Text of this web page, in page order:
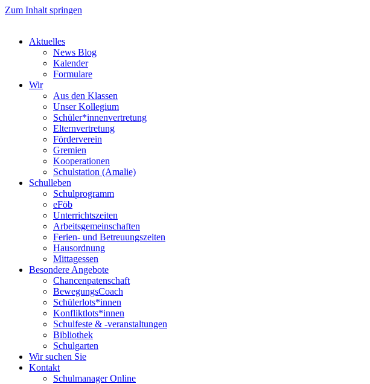
Zum Inhalt springen
Aktuelles
News Blog
Kalender
Formulare
Wir
Aus den Klassen
Unser Kollegium
Schüler*innenvertretung
Elternvertretung
Förderverein
Gremien
Kooperationen
Schulstation (Amalie)
Schulleben
Schulprogramm
eFöb
Unterrichtszeiten
Arbeitsgemeinschaften
Ferien- und Betreuungszeiten
Hausordnung
Mittagessen
Besondere Angebote
Chancenpatenschaft
BewegungsCoach
Schülerlots*innen
Konfliktlots*innen
Schulfeste & -veranstaltungen
Bibliothek
Schulgarten
Wir suchen Sie
Kontakt
Schulmanager Online